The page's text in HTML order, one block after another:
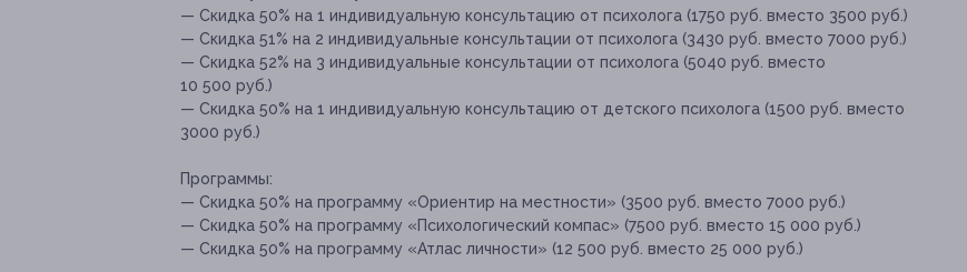
— Скидка 50% на 1 индивидуальную консультацию от психолога (1750 руб. вместо 3500 руб.)
— Скидка 51% на 2 индивидуальные консультации от психолога (3430 руб. вместо 7000 руб.)
— Скидка 52% на 3 индивидуальные консультации от психолога (5040 руб. вместо
10 500 руб.)
— Скидка 50% на 1 индивидуальную консультацию от детского психолога (1500 руб. вместо
3000 руб.)
Программы:
— Скидка 50% на программу «Ориентир на местности» (3500 руб. вместо 7000 руб.)
— Скидка 50% на программу «Психологический компас» (7500 руб. вместо 15 000 руб.)
— Скидка 50% на программу «Атлас личности» (12 500 руб. вместо 25 000 руб.)